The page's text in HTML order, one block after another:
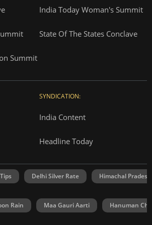
India Today Woman's Summit
State Of The States Conclave
Summit
SYNDICATION:
India Content
Headline Today
Delhi Silver Rate Himachal
Rain Maa Gauri Aarti Hanuman